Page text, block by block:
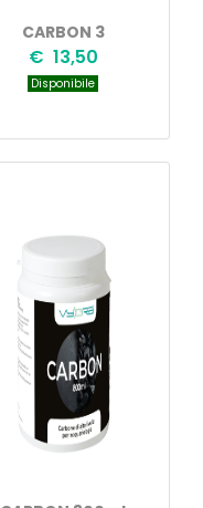
CARBON 3
€ 13,50
Disponibile